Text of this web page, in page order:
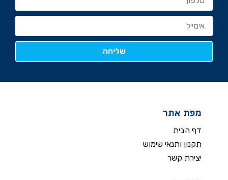
מפת אתר
דף הבית
תקנון ותנאי שימוש
יצירת קשר